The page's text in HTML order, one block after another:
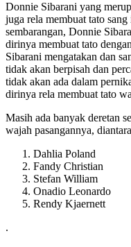
Donnie Sibarani yang
juga rela membuat tato
sembarangan, Donnie
dirinya membuat tato
Sibarani mengatakan dan
tidak akan berpisah dan
tidak akan ada dalam
dirinya rela membuat tato
Masih ada banyak deretan
wajah pasangannya,
Dahlia Poland
Fandy Christian
Stefan William
Onadio Leonardo
Rendy Kjaernett
.